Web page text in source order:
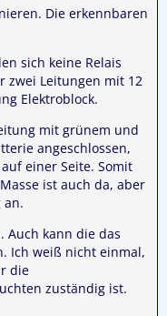
Die erkennbaren
sich keine Relais
zwei Leitungen mit 12
Elektroblock.
mit grünem und
angeschlossen,
einer Seite. Somit
ist auch da, aber
an.
Auch kann die das
Ich weiß nicht einmal,
die
zuständig ist.